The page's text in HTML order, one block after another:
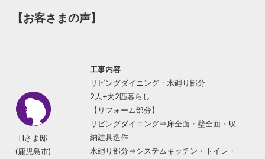
【お客さまの声】
Hさま邸
(鹿児島市)
工事内容
リビングダイニング・水廻り部分
2人+犬2匹暮らし
【リフォーム部分】
リビングダイニング⇒床全面・壁全面・収
納建具造作
水廻り部分⇒システムキッチン・トイレ・